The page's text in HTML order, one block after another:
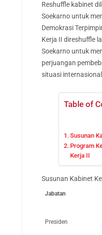
Reshuffle kabinet
Soekarno untuk
Demokrasi
Kerja II direshuffle
Soekarno untuk
perjuangan
situasi
Table of
Susunan
Program
Kerja II
Susunan Kabinet
Jabatan
Presiden